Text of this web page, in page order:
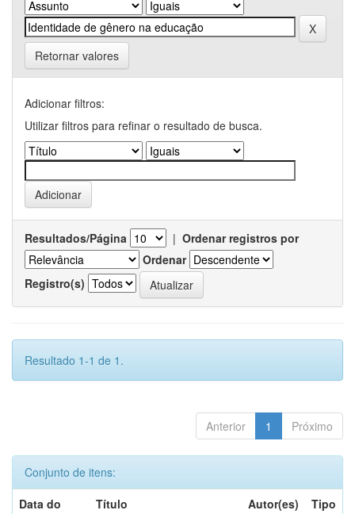
Retornar valores
Adicionar filtros:
Utilizar filtros para refinar o resultado de busca.
Resultados/Página | Ordenar registros por
Ordenar
Registro(s)
Resultado 1-1 de 1.
Anterior 1 Próximo
Conjunto de itens:
Data do
Título Autor(es) Tipo